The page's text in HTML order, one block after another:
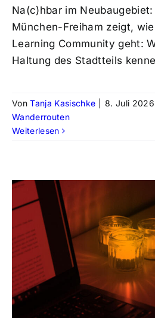
Na(c)hbar im Neubaugebiet:
München-Freiham zeigt,
Learning Community geht:
Haltung des Stadtteils
VonTanja Kasischke 8. Juli 2026
Wanderrouten
Weiterlesen